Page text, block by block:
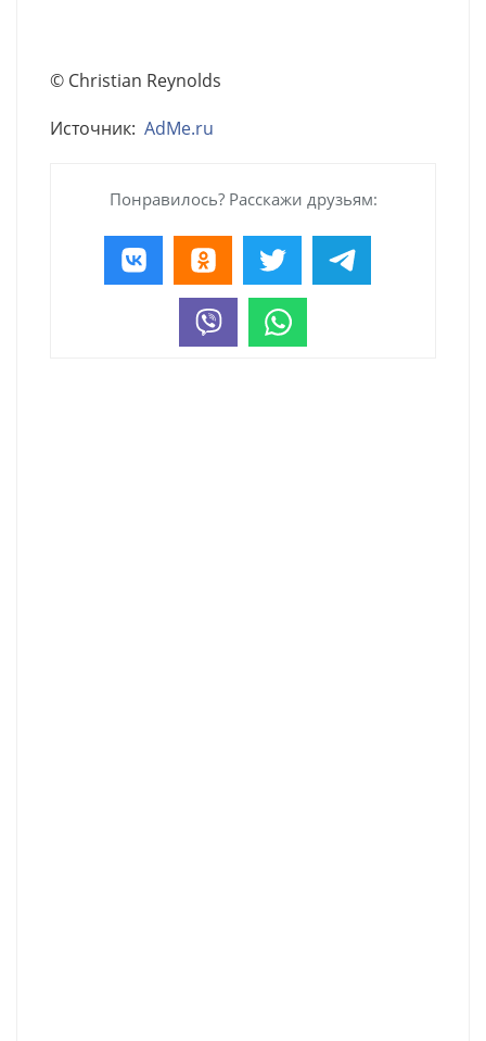
© Christian Reynolds
Источник: AdMe.ru
Понравилось? Расскажи друзьям: